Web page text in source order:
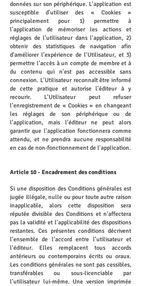
données sur son périphérique. L'application est
susceptible d'utiliser des « Cookies »
principalement pour 1) permettre à
l'application de mémoriser les actions et
réglages de l'utilisateur dans l'application, 2)
obtenir des statistiques de navigation afin
d'améliorer l'expérience de l'Utilisateur, et 3)
permettre l'accès à un compte de membre et à
du contenu qui n'est pas accessible sans
connexion. L'Utilisateur reconnaît être informé
de cette pratique et autorise l'éditeur à y
recourir. L'Utilisateur peut refuser
l'enregistrement de « Cookies » en changeant
les réglages de son périphérique ou de
l'application, mais l'éditeur ne peut alors
garantir que l'application fonctionnera comme
attendu, et ne prendra aucune responsabilité
en cas de non-fonctionnement de l'application.
Article 10 - Encadrement des conditions
Si une disposition des Conditions générales est
jugée illégale, nulle ou pour toute autre raison
inapplicable, alors cette disposition sera
réputée divisible des Conditions et n'affectera
pas la validité et l'applicabilité des dispositions
restantes. Ces présentes conditions décrivent
l’ensemble de l’accord entre l’utilisateur et
l'éditeur. Elles remplacent tous accords
antérieurs ou contemporains écrits ou oraux.
Les conditions générales ne sont pas cessibles,
transférables ou sous-licenciable par
l’utilisateur lui-même. Une version imprimée